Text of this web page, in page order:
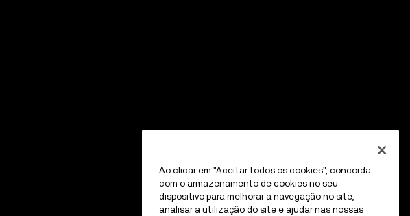
Ao clicar em "Aceitar todos os cookies", concorda
com o armazenamento de cookies no seu
dispositivo para melhorar a navegação no site,
analisar a utilização do site e ajudar nas nossas